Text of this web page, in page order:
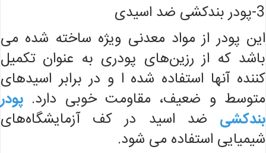
3-پودر بندکشی ضد اسیدی
این پودر از مواد معدنی ویژه ساخته شده می
باشد که از رزین‌های پودری به عنوان تکمیل
کننده آنها استفاده شده ا و در برابر اسیدهای
متوسط و ضعیف، مقاومت خوبی دارد. پودر
بندکشی ضد اسید در کف آزمایشگاه‌های
شیمیایی استفاده می شود.